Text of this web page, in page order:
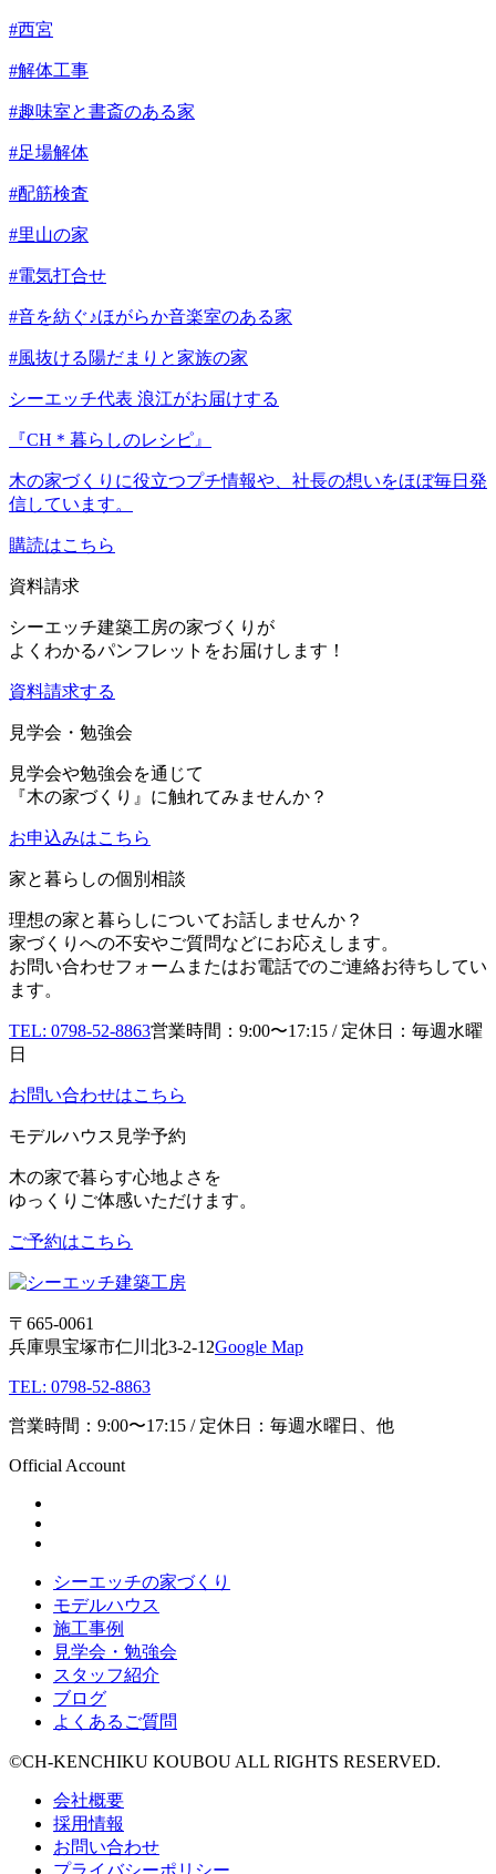
#西宮
#解体工事
#趣味室と書斎のある家
#足場解体
#配筋検査
#里山の家
#電気打合せ
#音を紡ぐ♪ほがらか音楽室のある家
#風抜ける陽だまりと家族の家
シーエッチ代表 浪江がお届けする
『CH＊暮らしのレシピ』
木の家づくりに役立つプチ情報や、社長の想いをほぼ毎日発
信しています。
購読はこちら
資料請求
シーエッチ建築工房の家づくりが
よくわかるパンフレットをお届けします！
資料請求する
見学会・勉強会
見学会や勉強会を通じて
『木の家づくり』に触れてみませんか？
お申込みはこちら
家と暮らしの個別相談
理想の家と暮らしについてお話しませんか？
家づくりへの不安やご質問などにお応えします。
お問い合わせフォームまたはお電話でのご連絡お待ちしてい
ます。
TEL: 0798-52-8863営業時間：9:00〜17:15 / 定休日：毎週水曜
日
お問い合わせはこちら
モデルハウス見学予約
木の家で暮らす心地よさを
ゆっくりご体感いただけます。
ご予約はこちら
〒665-0061
兵庫県宝塚市仁川北3-2-12Google Map
TEL: 0798-52-8863
営業時間：9:00〜17:15 / 定休日：毎週水曜日、他
Official Account
シーエッチの家づくり
モデルハウス
施工事例
見学会・勉強会
スタッフ紹介
ブログ
よくあるご質問
©CH-KENCHIKU KOUBOU ALL RIGHTS RESERVED.
会社概要
採用情報
お問い合わせ